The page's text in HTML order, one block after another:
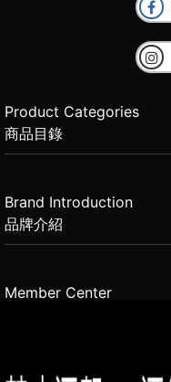
Product Categories
商品目錄
Brand Introduction
品牌介紹
Member Center